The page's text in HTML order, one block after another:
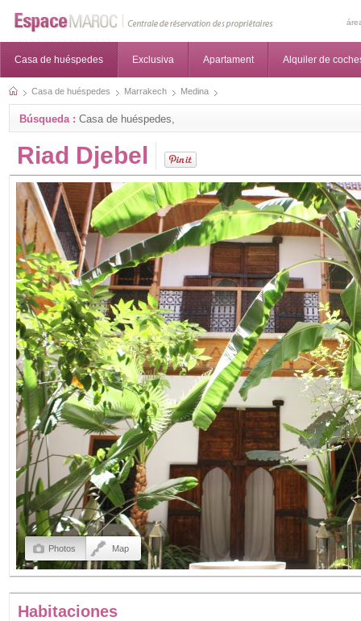
Casa de huéspedes Exclusiva Apartament Alquiler de
Casa de huéspedes Marrakech Medina
Búsqueda : Casa de huéspedes,
Riad Djebel
Photos Map
Habitaciones